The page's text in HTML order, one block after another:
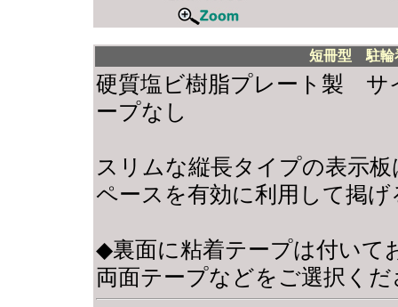
短冊型 駐輪
硬質塩ビ樹脂プレート製 サ
ープなし
スリムな縦長タイプの表示
ペースを有効に利用して掲
◆裏面に粘着テープは付いて
両面テープなどをご選択くだ